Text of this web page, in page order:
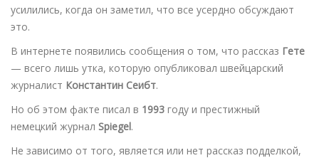
усилились, когда он заметил, что все усердно обсуждают
это.
В интернете появились сообщения о том, что рассказ Гете
— всего лишь утка, которую опубликовал швейцарский
журналист Константин Сеибт.
Но об этом факте писал в 1993 году и престижный
немецкий журнал Spiegel.
Не зависимо от того, является или нет рассказ подделкой,